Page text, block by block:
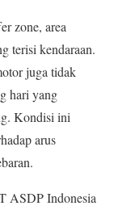
zone, area
terisi kendaraan.
juga tidak
hari yang
Kondisi ini
arus
ASDP Indonesia